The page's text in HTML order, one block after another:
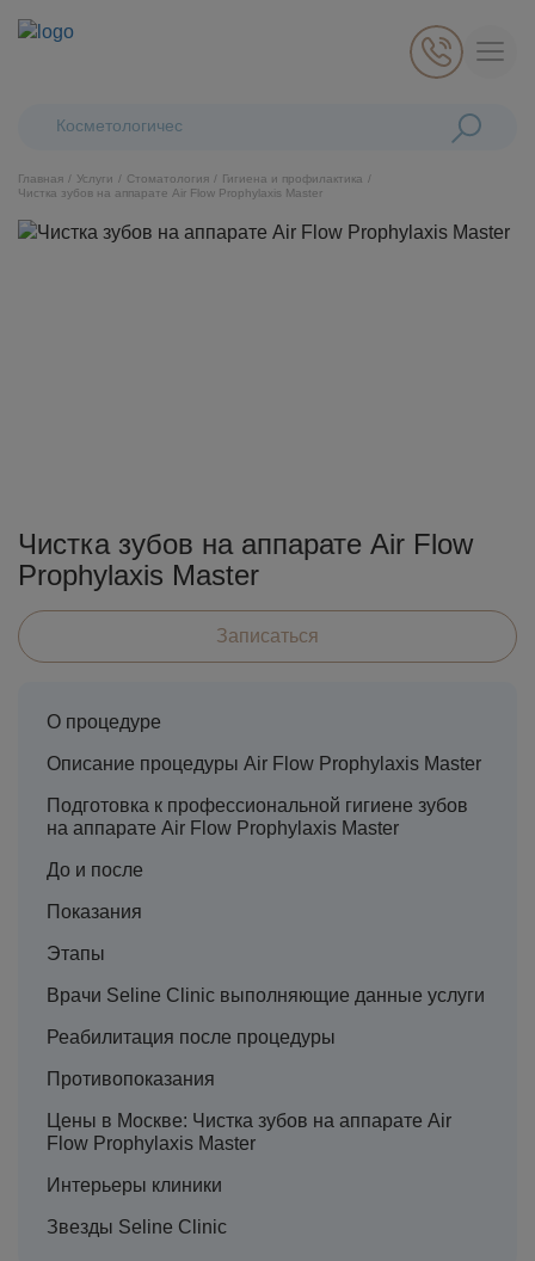
Поиск:Косметологические лазер
Главная Услуги Стоматология
Гигиена и профилактика
Чистка зубов на аппарате Air Flow Prophylaxis Master
Чистка зубов на аппарате Air Flow
Prophylaxis Master
Записаться
О процедуре
Описание процедуры Air Flow Prophylaxis Master
Подготовка к профессиональной гигиене зубов
на аппарате Air Flow Prophylaxis Master
До и после
Показания
Этапы
Врачи Seline Clinic выполняющие данные услуги
Реабилитация после процедуры
Противопоказания
Цены в Москве: Чистка зубов на аппарате Air
Flow Prophylaxis Master
Интерьеры клиники
Звезды Seline Clinic